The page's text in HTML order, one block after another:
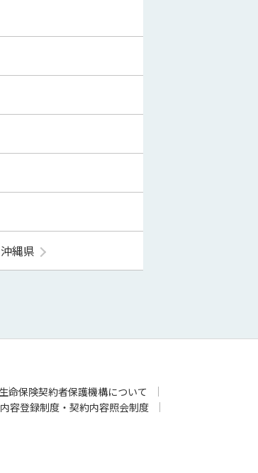
沖縄県
生命保険契約者保護機構について
容登録制度・契約内容照会制度